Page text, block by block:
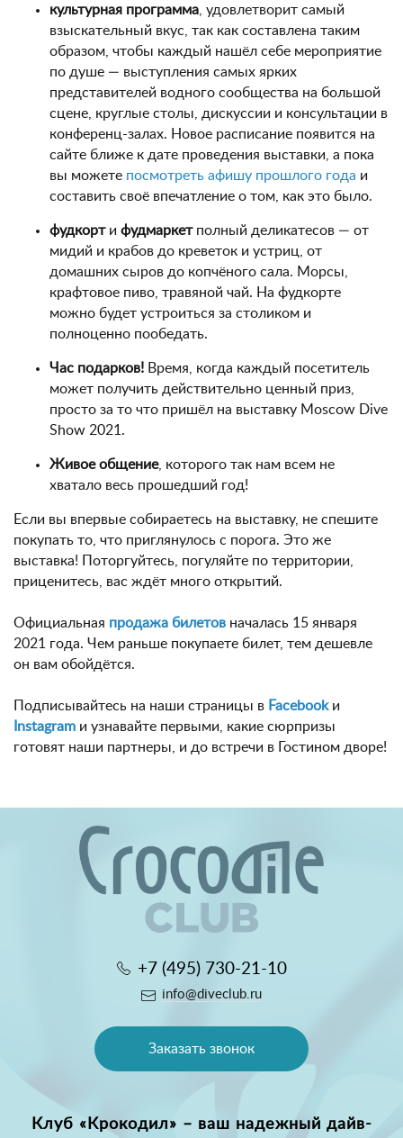
культурная программа , удовлетворит самый
взыскательный вкус, так как составлена таким
образом, чтобы каждый нашёл себе мероприятие
по душе — выступления самых ярких
представителей водного сообщества на большой
сцене, круглые столы, дискуссии и консультации в
конференц-залах. Новое расписание появится на
сайте ближе к дате проведения выставки, а пока
вы можете посмотреть афишу прошлого года и
составить своё впечатление о том, как это было.
фудкорти фудмаркет полный деликатесов — от
мидий и крабов до креветок и устриц, от
домашних сыров до копчёного сала. Морсы,
крафтовое пиво, травяной чай. На фудкорте
можно будет устроиться за столиком и
полноценно пообедать.
Час подарков! Время, когда каждый посетитель
может получить действительно ценный приз,
просто за то что пришёл на выставку Moscow Dive
Show 2021.
Живое общение, которого так нам всем не
хватало весь прошедший год!
Если вы впервые собираетесь на выставку, не спешите
покупать то, что приглянулось с порога. Это же
выставка! Поторгуйтесь, погуляйте по территории,
приценитесь, вас ждёт много открытий.
Официальная продажа билетов началась 15 января
2021 года. Чем раньше покупаете билет, тем дешевле
он вам обойдётся.
Подписывайтесь на наши страницы в Facebookи
Instagram и узнавайте первыми, какие сюрпризы
готовят наши партнеры, и до встречи в Гостином дворе!
+7 (495) 730-21-10
info@diveclub.ru
Заказать звонок
Клуб «Крокодил» – ваш надежный дайв-